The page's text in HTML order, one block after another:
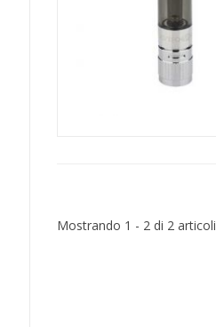
Mostrando 1 - 2 di 2 articoli